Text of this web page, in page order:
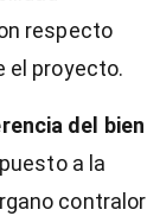
respecto
el proyecto.
del bien
a la
contralor